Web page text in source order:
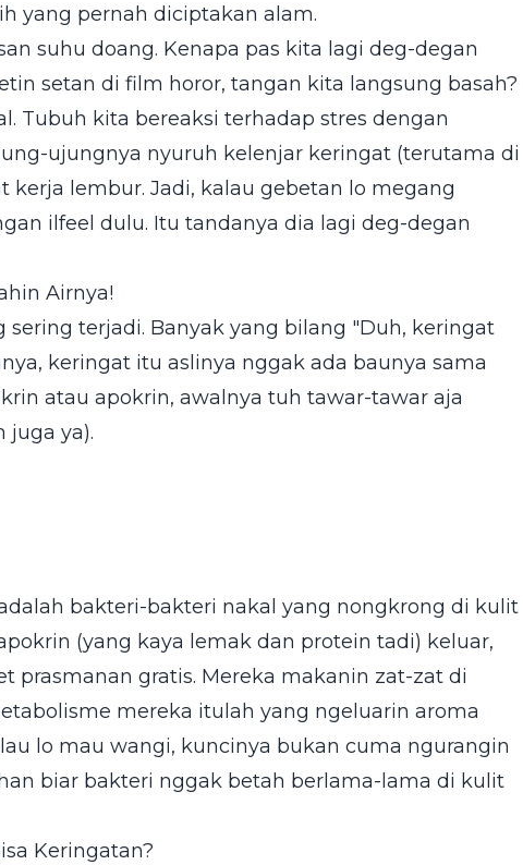
yang pernah diciptakan alam.
suhu doang. Kenapa pas kita lagi deg-degan
setan di film horor, tangan kita langsung basah?
Tubuh kita bereaksi terhadap stres dengan
ujungnya nyuruh kelenjar keringat (terutama di
lembur. Jadi, kalau gebetan lo megang
ilfeel dulu. Itu tandanya dia lagi deg-degan
Airnya!
sering terjadi. Banyak yang bilang "Duh, keringat
keringat itu aslinya nggak ada baunya sama
atau apokrin, awalnya tuh tawar-tawar aja
juga ya).
bakteri-bakteri nakal yang nongkrong di kulit
(yang kaya lemak dan protein tadi) keluar,
prasmanan gratis. Mereka makanin zat-zat di
mereka itulah yang ngeluarin aroma
lo mau wangi, kuncinya bukan cuma ngurangin
biar bakteri nggak betah berlama-lama di kulit
Keringatan?